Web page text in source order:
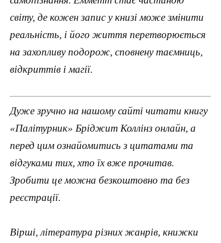
світу, де кожен запис у книзі може змінити
реальність, і його життя перетворюється
на захопливу подорож, сповнену таємниць,
відкриттів і магії.
Дуже зручно на нашому сайті читати книгу
«Палітурник» Бріджит Коллінз онлайн, а
перед цим ознайомитись з цитатами та
відгуками тих, хто їх вже прочитав.
Зробити це можна безкоштовно та без
реєстрації.
Вірші, література різних жанрів, книжки